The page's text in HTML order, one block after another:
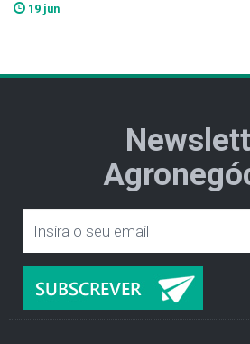
19 jun